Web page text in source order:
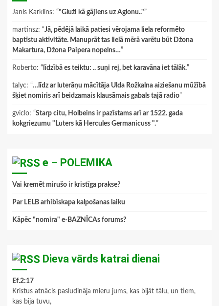
Janis Karklins: “"Gluži kā gājiens uz Aglonu.."”
martinsz: “Jā, pēdējā laikā patiesi vērojama liela reformēto
baptistu aktivitāte. Manuprāt tas lielā mērā varētu būt Džona
Makartura, Džona Paipera nopelns…”
Roberto: “ līdzībā es teiktu: .. suņi rej, bet karavāna iet tālāk.”
talyc: “…līdz ar luterāņu mācītāja Ulda Rožkalna aiziešanu mūžībā
šķiet nomiris arī beidzamais klausāmais gabals tajā radio”
gviclo: “Starp citu, Holbeins ir pazīstams arī ar 1522. gada
kokgriezumu "Luters kā Hercules Germanicuss ".”
e – POLEMIKA
Vai kremēt mirušo ir kristīga prakse?
Par LELB arhibīskapa kalpošanas laiku
Kāpēc "nomira" e-BAZNĪCAs forums?
Dieva vārds katrai dienai
Ef.2:17
Kristus atnācis pasludināja mieru jums, kas bijāt tālu, un tiem,
kas bija tuvu,